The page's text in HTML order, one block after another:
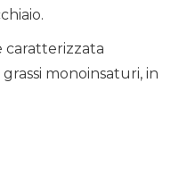
caratterizzata
monoinsaturi, in